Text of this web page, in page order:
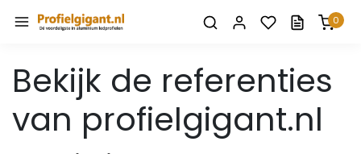
0
Bekijk de referenties
van profielgigant.nl